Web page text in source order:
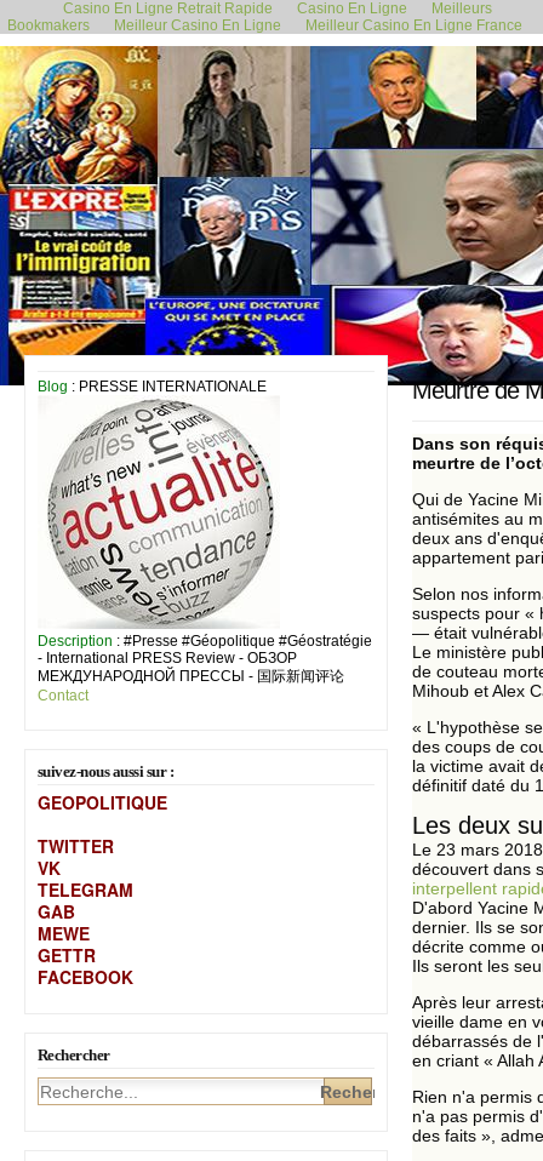
Casino En Ligne Retrait Rapide Casino En Ligne
Meilleurs
Bookmakers
Meilleur Casino En Ligne Meilleur Casino En Ligne France
Blog : PRESSE INTERNATIONALE
Description : #Presse #Géopolitique #Géostratégie
- International PRESS Review - ОБЗОР
МЕЖДУНАРОДНОЙ ПРЕССЫ - 国际新闻评论
Contact
suivez-nous aussi sur :
GEOPOLITIQUE
TWITTER
VK
TELEGRAM
GAB
MEWE
GETTR
FACEBOOK
Rechercher
15 mai 2020
Meurtre de
Dans son
meurtre de
Qui de Yacine
antisémites au
deux ans
appartement
Selon nos
suspects pour «
— était
Le ministère
de couteau
Mihoub et Alex
« L'hypothèse
des coups de
la victime avait
définitif daté du
Les deux
Le 23 mars
découvert dans
interpellent
D'abord Yacine
dernier. Ils se
décrite comme
Ils seront les
Après leur
vieille dame en
débarrassés de
en criant « Allah
Rien n'a permis
n'a pas permis
des faits »,